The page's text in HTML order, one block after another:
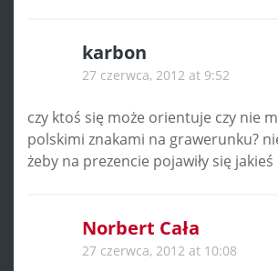
karbon
27 czerwca, 2012 at 9:52
czy ktoś się może orientuje czy nie
polskimi znakami na grawerunku?
żeby na prezencie pojawiły się
Norbert Cała
27 czerwca, 2012 at 10:08